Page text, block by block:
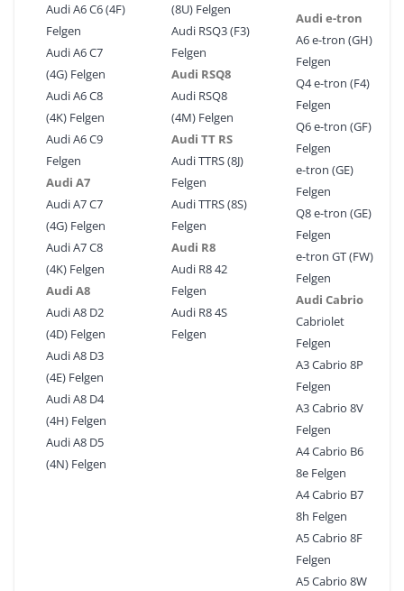
Audi A6 C6 (4F)
Felgen
Audi A6 C7
(4G) Felgen
Audi A6 C8
(4K) Felgen
Audi A6 C9
Felgen
Audi A7
Audi A7 C7
(4G) Felgen
Audi A7 C8
(4K) Felgen
Audi A8
Audi A8 D2
(4D) Felgen
Audi A8 D3
(4E) Felgen
Audi A8 D4
(4H) Felgen
Audi A8 D5
(4N) Felgen
(8U) Felgen
Audi RSQ3 (F3)
Felgen
Audi RSQ8
Audi RSQ8
(4M) Felgen
Audi TT RS
Audi TTRS (8J)
Felgen
Audi TTRS (8S)
Felgen
Audi R8
Audi R8 42
Felgen
Audi R8 4S
Felgen
Audi e-tron
A6 e-tron (GH)
Felgen
Q4 e-tron (F4)
Felgen
Q6 e-tron (GF)
Felgen
e-tron (GE)
Felgen
Q8 e-tron (GE)
Felgen
e-tron GT (FW)
Felgen
Audi Cabrio
Cabriolet
Felgen
A3 Cabrio 8P
Felgen
A3 Cabrio 8V
Felgen
A4 Cabrio B6
8e Felgen
A4 Cabrio B7
8h Felgen
A5 Cabrio 8F
Felgen
A5 Cabrio 8W